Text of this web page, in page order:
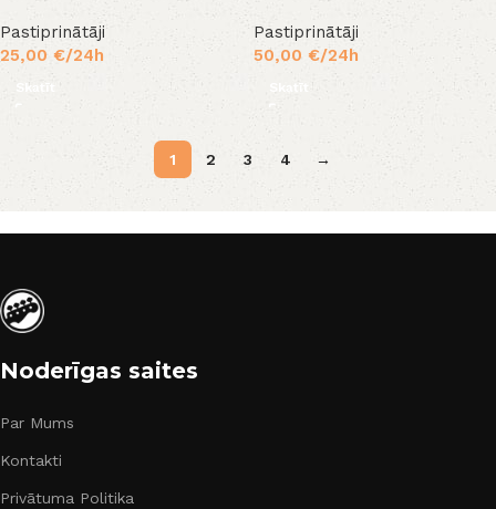
Pastiprinātāji
25,00 €/24h
Skatīt
Pastiprinātāji
50,00 €/24h
Skatīt
1 2 3 4 →
Noderīgas saites
Par Mums
Kontakti
Privātuma Politika